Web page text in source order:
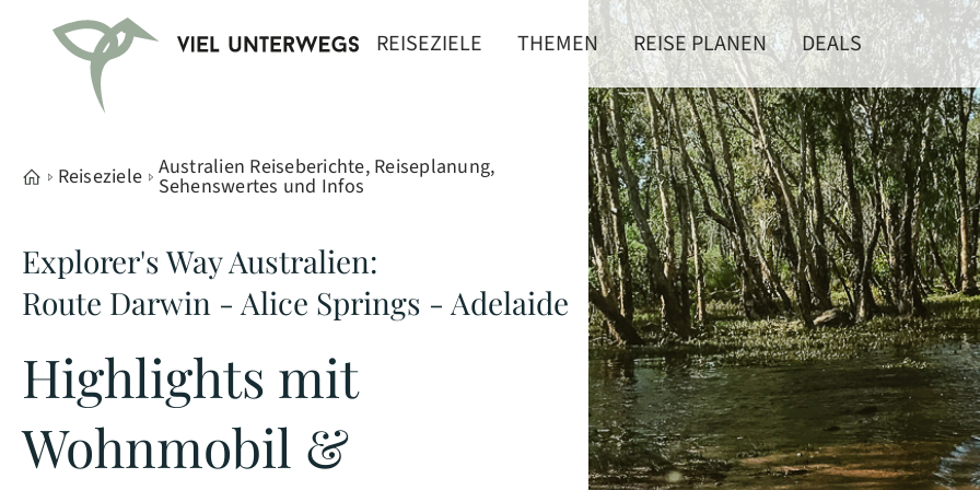
REISEZIELE THEMEN REISE PLANEN DEALS
Reiseziele Australien Reiseberichte, Reiseplanung,
Sehenswertes und Infos
Explorer's Way Australien:
Route Darwin - Alice Springs - Adelaide
Highlights mit
Wohnmobil &